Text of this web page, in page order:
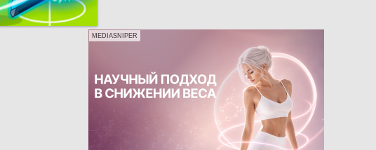
MEDIASNIPER